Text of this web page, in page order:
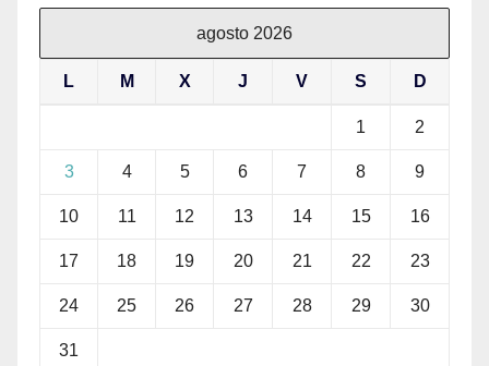
agosto 2026
L M X J V S D
1 2
3 4 5 6 7 8 9
10 11 12 13 14 15 16
17 18 19 20 21 22 23
24 25 26 27 28 29 30
31